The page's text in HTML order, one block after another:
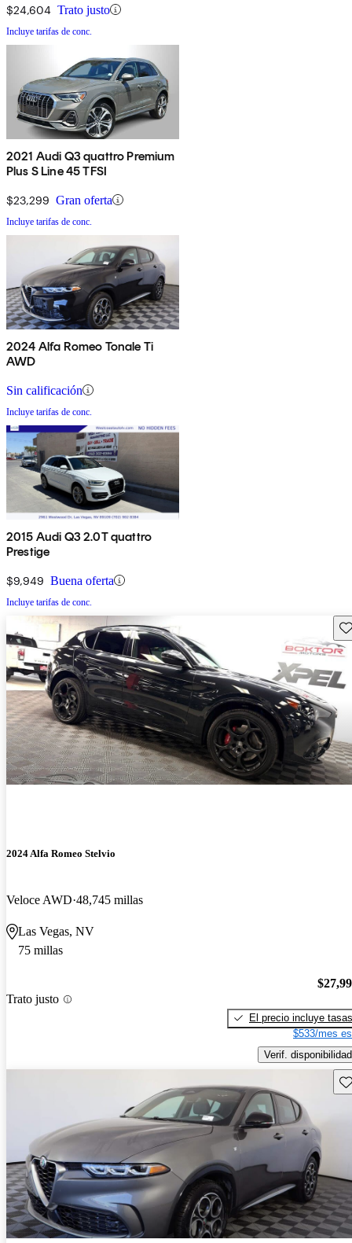
$24,604 Trato justo
Incluye tarifas de conc.
2021 Audi Q3 quattro Premium
Plus S Line 45 TFSI
$23,299 Gran oferta
Incluye tarifas de conc.
2024 Alfa Romeo Tonale Ti
AWD
Sin calificación
Incluye tarifas de conc.
2015 Audi Q3 2.0T quattro
Prestige
$9,949 Buena oferta
Incluye tarifas de conc.
2024 Alfa Romeo Stelvio
Veloce AWD 48,745 millas
Las Vegas, NV
75 millas
Trato justo
El precio incluye tasas
$533/mes
Verif. disponibilidad